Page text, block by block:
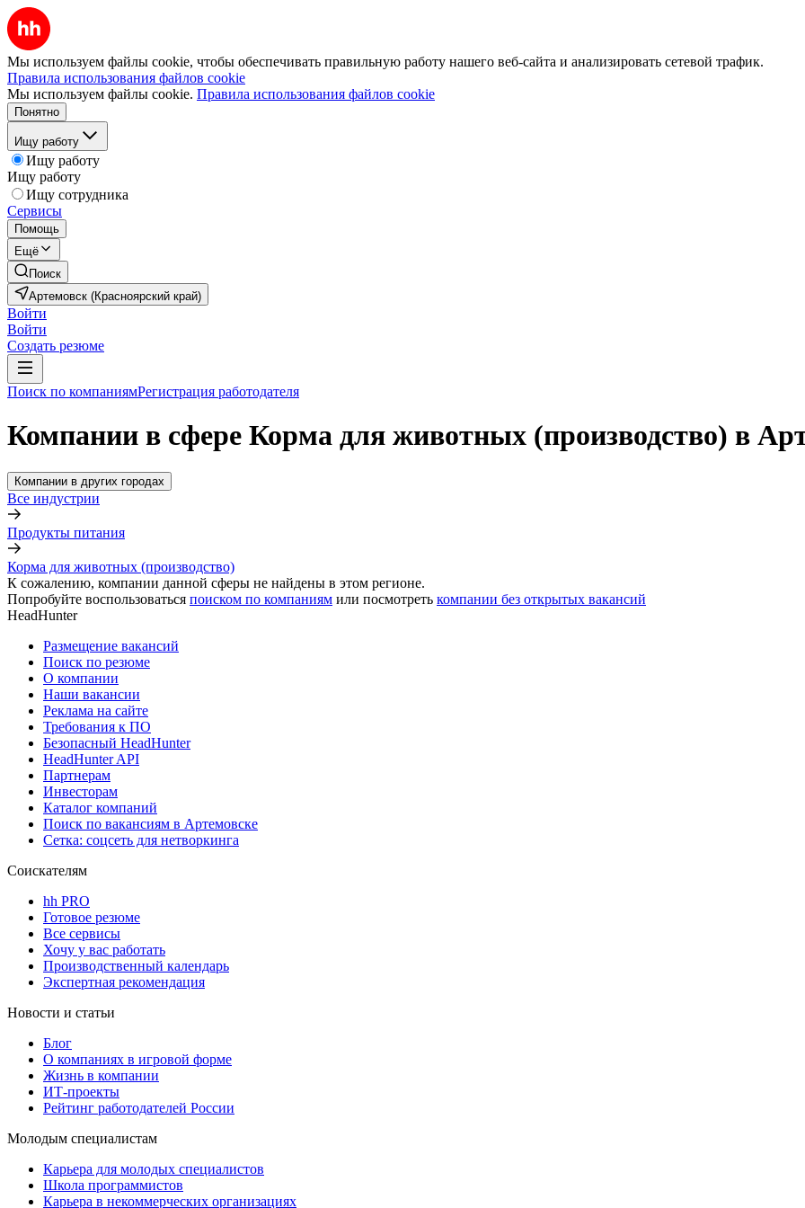
Мы используем файлы cookie, чтобы обеспечивать правильную работу нашего веб-сайта и анализировать сетевой трафик.
Правила использования файлов cookie
Мы используем файлы cookie. Правила использования файлов cookie
Понятно
Ищу работу
Ищу работу
Ищу работу
Ищу сотрудника
Сервисы
Помощь
Ещё
Поиск
Артемовск (Красноярский край)
Войти
Войти
Создать резюме
Поиск по компаниямРегистрация работодателя
Компании в сфере Корма для животных (производство) в
Компании в других городах
Все индустрии
Продукты питания
Корма для животных (производство)
К сожалению, компании данной сферы не найдены в этом регионе.
Попробуйте воспользоваться поиском по компаниям или посмотреть компании без открытых вакансий
HeadHunter
Размещение вакансий
Поиск по резюме
О компании
Наши вакансии
Реклама на сайте
Требования к ПО
Безопасный HeadHunter
HeadHunter API
Партнерам
Инвесторам
Каталог компаний
Поиск по вакансиям в Артемовске
Сетка: соцсеть для нетворкинга
Соискателям
hh PRO
Готовое резюме
Все сервисы
Хочу у вас работать
Производственный календарь
Экспертная рекомендация
Новости и статьи
Блог
О компаниях в игровой форме
Жизнь в компании
ИТ-проекты
Рейтинг работодателей России
Молодым специалистам
Карьера для молодых специалистов
Школа программистов
Карьера в некоммерческих организациях